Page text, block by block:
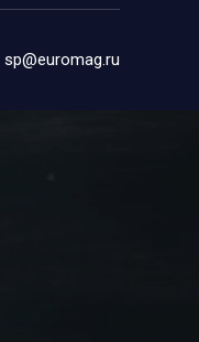
sp@euromag.ru